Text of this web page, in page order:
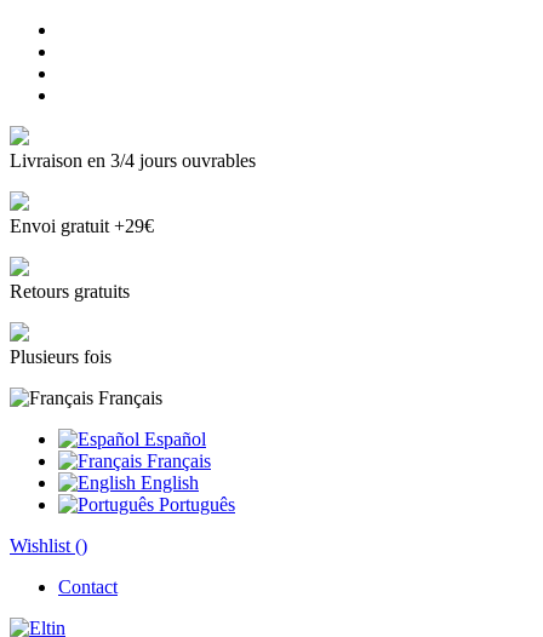
Livraison en 3/4 jours ouvrables
Envoi gratuit +29€
Retours gratuits
Plusieurs fois
Français
Español
Français
English
Português
Wishlist ()
Contact